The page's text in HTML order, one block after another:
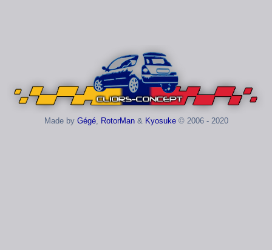
Made by Gégé, RotorMan& Kyosuke© 2006 - 2020